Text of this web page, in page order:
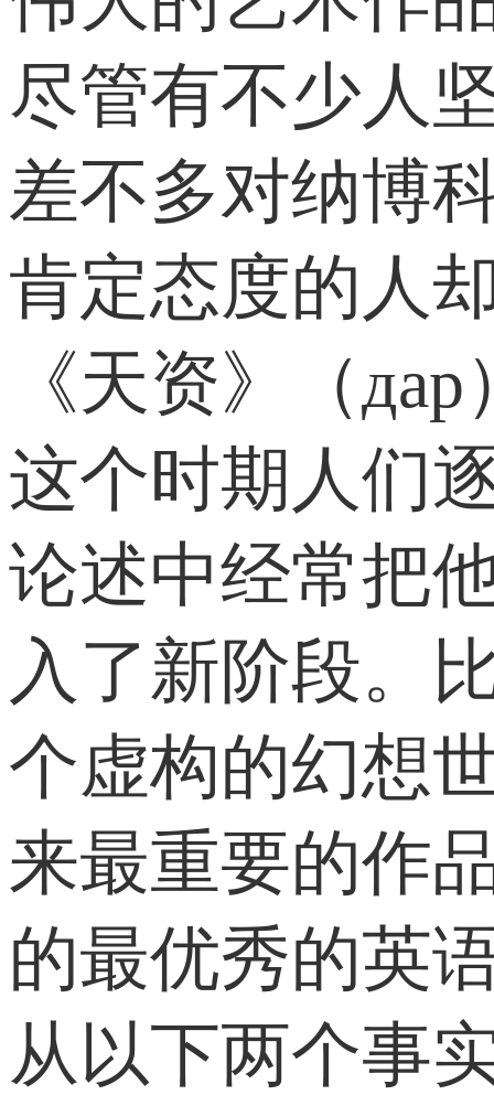
尽管有不少人
差不多对纳博
肯定态度的人
《天资》（
这个时期人们
论述中经常把
入了新阶段。
个虚构的幻想
来最重要的作
的最优秀的英
从以下两个事